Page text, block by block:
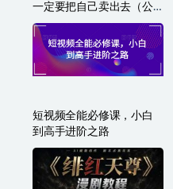
一定要把自己卖出去（公
域+私城）
短视频全能必修课，小白
到高手进阶之路